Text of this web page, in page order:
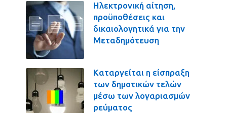
Ηλεκτρονική αίτηση,
προϋποθέσεις και
δικαιολογητικά για την
Μεταδημότευση
Καταργείται η είσπραξη
των δημοτικών τελών
μέσω των λογαριασμών
ρεύματος